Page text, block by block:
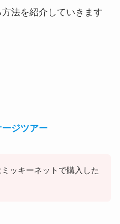
法を紹介していきます
ジツアー
ッキーネットで購入した